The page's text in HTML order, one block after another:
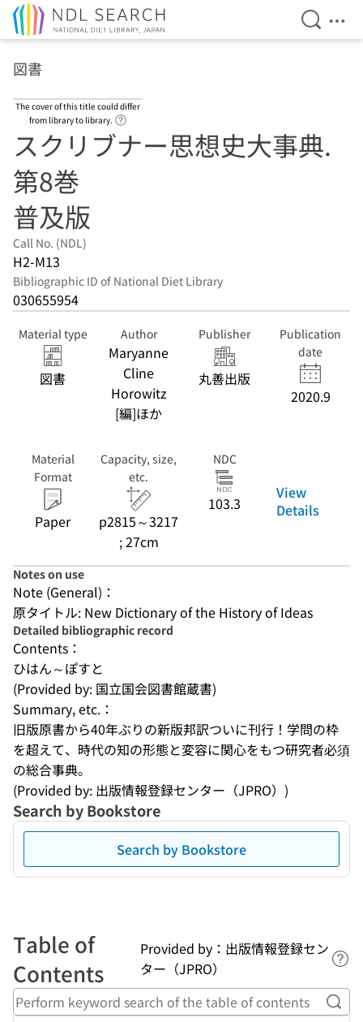
Open
図書
The cover of this title could differ
from library to library.
スクリブナー思想史大事典.
第8巻
普及版
Call No. (NDL)
H2-M13
Bibliographic ID of National Diet Library
030655954
Material type
図書
Author
Maryanne
Cline
Horowitz
[編]ほか
Publisher
丸善出版
Publication
date
2020.9
Material
Format
Paper
Capacity, size,
etc.
p2815～3217
; 27cm
NDC
103.3
View
Details
Notes on use
Note (General)：
原タイトル: New Dictionary of the History of Ideas
Detailed bibliographic record
Contents：
ひはん～ぽすと
(Provided by: 国立国会図書館蔵書)
Summary, etc.：
旧版原書から40年ぶりの新版邦訳ついに刊行！学問の枠
を超えて、時代の知の形態と変容に関心をもつ研究者必須
の総合事典。
(Provided by: 出版情報登録センター（JPRO）)
Search by Bookstore
Search by Bookstore
Table of
Contents
Provided by：出版情報登録セン
ター（JPRO）